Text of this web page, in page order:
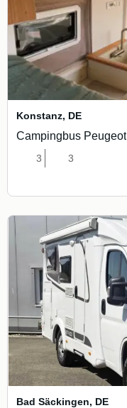
Konstanz, DE
Campingbus Peugeot
3 3
Bad Säckingen, DE